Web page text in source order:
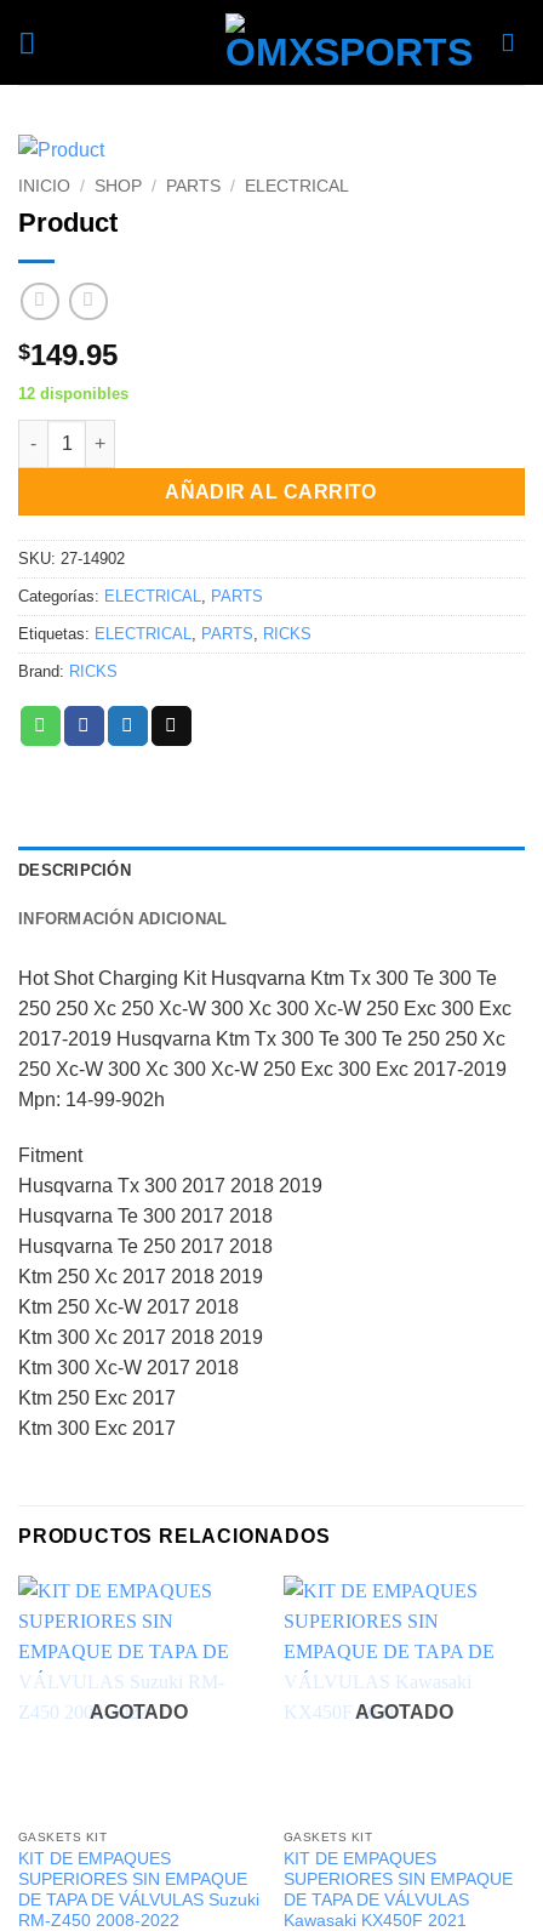
INICIO / SHOP / PARTS / ELECTRICAL
Product
$149.95
12 disponibles
Product cantidad
AÑADIR AL CARRITO
SKU: 27-14902
Categorías: ELECTRICAL, PARTS
Etiquetas: ELECTRICAL, PARTS, RICKS
Brand: RICKS
DESCRIPCIÓN
INFORMACIÓN ADICIONAL
Hot Shot Charging Kit Husqvarna Ktm Tx 300 Te 300 Te
250 250 Xc 250 Xc-W 300 Xc 300 Xc-W 250 Exc 300 Exc
2017-2019 Husqvarna Ktm Tx 300 Te 300 Te 250 250 Xc
250 Xc-W 300 Xc 300 Xc-W 250 Exc 300 Exc 2017-2019
Mpn: 14-99-902h
Fitment
Husqvarna Tx 300 2017 2018 2019
Husqvarna Te 300 2017 2018
Husqvarna Te 250 2017 2018
Ktm 250 Xc 2017 2018 2019
Ktm 250 Xc-W 2017 2018
Ktm 300 Xc 2017 2018 2019
Ktm 300 Xc-W 2017 2018
Ktm 250 Exc 2017
Ktm 300 Exc 2017
PRODUCTOS RELACIONADOS
AGOTADO
GASKETS KIT
KIT DE EMPAQUES
SUPERIORES SIN EMPAQUE
DE TAPA DE VÁLVULAS Suzuki
RM-Z450 2008-2022
AGOTADO
GASKETS KIT
KIT DE EMPAQUES
SUPERIORES SIN EMPAQUE
DE TAPA DE VÁLVULAS
Kawasaki KX450F 2021